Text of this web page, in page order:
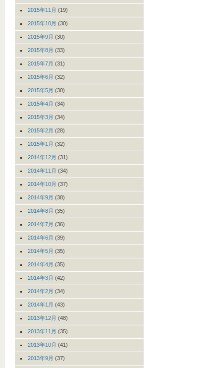
2015年11月 (19)
2015年10月 (30)
2015年9月 (30)
2015年8月 (33)
2015年7月 (31)
2015年6月 (32)
2015年5月 (30)
2015年4月 (34)
2015年3月 (34)
2015年2月 (28)
2015年1月 (32)
2014年12月 (31)
2014年11月 (34)
2014年10月 (37)
2014年9月 (38)
2014年8月 (35)
2014年7月 (36)
2014年6月 (39)
2014年5月 (35)
2014年4月 (35)
2014年3月 (42)
2014年2月 (34)
2014年1月 (43)
2013年12月 (48)
2013年11月 (35)
2013年10月 (41)
2013年9月 (37)